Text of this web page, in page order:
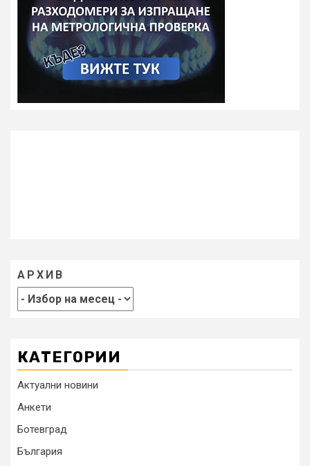
АРХИВ
КАТЕГОРИИ
Актуални новини
Анкети
Ботевград
България